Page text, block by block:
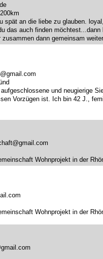
spät an die liebe zu glauben.
das auch finden
dann gemeinsam
gmail.com
und neugierige
Vorzügen ist. Ich bin 42 J.,
gmail.com
Wohnprojekt in der
Wohnprojekt in der
gmail.com